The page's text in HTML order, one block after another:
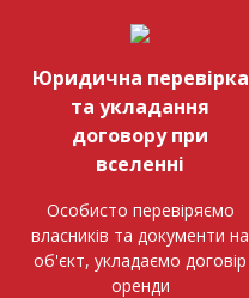
Юридична перевірка
та укладання
договору при
вселенні
Особисто перевіряємо
власників та документи на
об'єкт, укладаємо договір
оренди